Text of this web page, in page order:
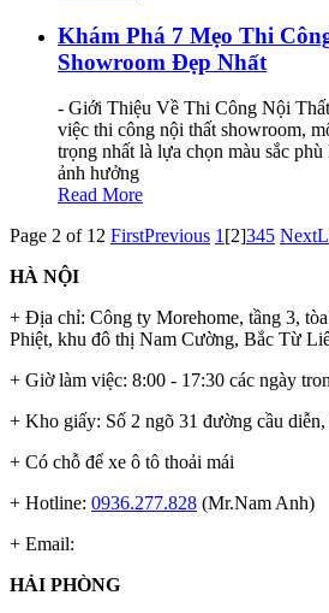
Khám Phá 7 Mẹo Thi
Showroom Đẹp Nhất
- Giới Thiệu Về Thi Công Nội
việc thi công nội thất showroom,
trọng nhất là lựa chọn màu sắc
ảnh hưởng
Read More
Page 2 of 12 FirstPrevious 1[2]345 Next
HÀ NỘI
+ Địa chỉ: Công ty Morehome, tầng 3,
Phiệt, khu đô thị Nam Cường, Bắc Từ
+ Giờ làm việc: 8:00 - 17:30 các ngày
+ Kho giấy: Số 2 ngõ 31 đường cầu
+ Có chỗ để xe ô tô thoải mái
+ Hotline: 0936.277.828 (Mr.Nam Anh)
+ Email:
HẢI PHÒNG